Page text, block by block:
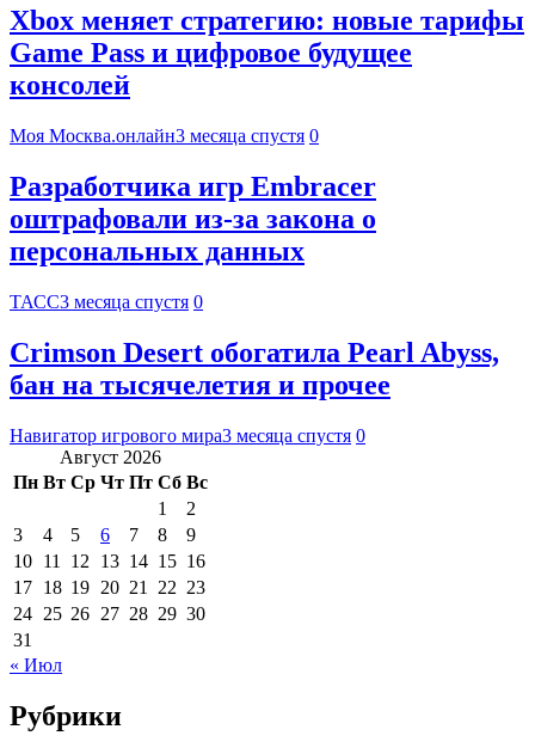
Xbox меняет стратегию: новые тарифы
Game Pass и цифровое будущее
консолей
Моя Москва.онлайн3 месяца спустя 0
Разработчика игр Embracer
оштрафовали из-за закона о
персональных данных
ТАСС3 месяца спустя 0
Crimson Desert обогатила Pearl Abyss,
бан на тысячелетия и прочее
Навигатор игрового мира3 месяца спустя 0
Август 2026
Пн Вт Ср Чт Пт Сб Вс
1
2
3
4 5 6 7 8
9
10 11 12 13 14 15 16
17 18 19 20 21 22 23
24 25 26 27 28 29 30
31
« Июл
Рубрики